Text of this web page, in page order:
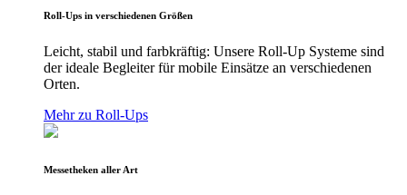
Roll-Ups in verschiedenen Größen
Leicht, stabil und farbkräftig: Unsere Roll-Up Systeme sind
der ideale Begleiter für mobile Einsätze an verschiedenen
Orten.
Mehr zu Roll-Ups
Messetheken aller Art